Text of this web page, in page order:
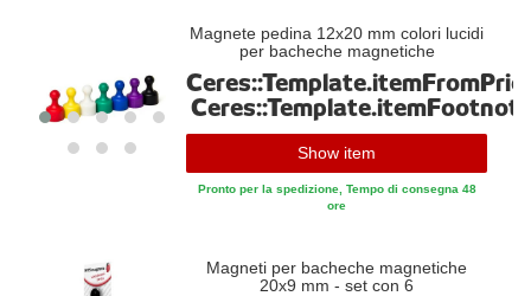
magnetiche è anche ideale per il whiteboard.
magnetiche ma anche dei magneti fermacarte, decorativi e dei
differenti magneti per l'ufficio. I loro molti colori attirano
l'attenzione e la triste vita cotidiana nell'ufficio diventa più colorata
- così, attaccato a un magnete per lavagne magnetiche, non
dimenticherai mai più un appuntamento importante!
Magnete Flexman per lavagne magnetiche
Magnete pedina 12x20 mm colori lucidi
per bacheche magnetiche
Ceres::Template.itemFootnote
Show item
Pronto per la spedizione, Tempo di consegna 48
ore
Magneti per bacheche magnetiche
20x9 mm - set con 6